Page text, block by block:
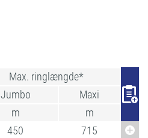
Max. ringlængde*
Jumbo
Maxi
m
m
450
715